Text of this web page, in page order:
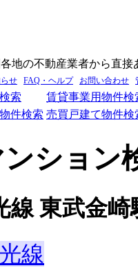
地の不動産業者から直接
せ FAQ・ヘルプ お問い合わせ
索
賃貸事業用物件検
件検索 売買戸建て物件検
ション
線 東武金
線